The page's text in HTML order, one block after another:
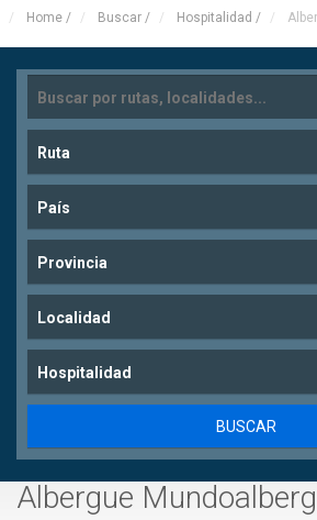
Home / Buscar / Hospitalidad /
Ruta
País
Provincia
Localidad
Hospitalidad
Albergue